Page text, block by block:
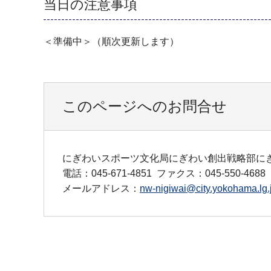
当日の注意事項
＜準備中＞（順次更新します）
このページへのお問合せ
にぎわいスポーツ文化局にぎわい創出戦略部に
電話：045-671-4851 ファクス：045-550-4688
メールアドレス： nw-